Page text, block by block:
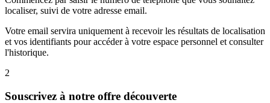
localiser, suivi de votre adresse email.
Votre email servira uniquement à recevoir les résultats de localisation
et vos identifiants pour accéder à votre espace personnel et consulter
l'historique.
2
Souscrivez à notre offre découverte